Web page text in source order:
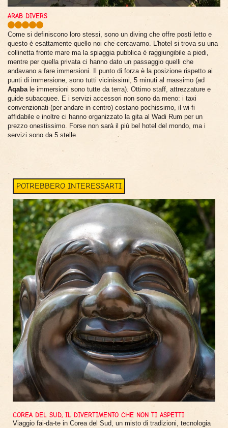
ARAB DIVERS
Come si definiscono loro stessi, sono un diving che offre posti letto e
questo è esattamente quello noi che cercavamo. L'hotel si trova su una
collinetta fronte mare ma la spiaggia pubblica è raggiungibile a piedi,
mentre per quella privata ci hanno dato un passaggio quelli che
andavano a fare immersioni. Il punto di forza è la posizione rispetto ai
punti di immersione, sono tutti vicinissimi, 5 minuti al massimo (ad
Aqabale immersioni sono tutte da terra). Ottimo staff, attrezzature e
guide subacquee. E i servizi accessori non sono da meno: i taxi
convenzionati (per andare in centro) costano pochissimo, il wi-fi
affidabile e inoltre ci hanno organizzato la gita al Wadi Rum per un
prezzo onestissimo. Forse non sarà il più bel hotel del mondo, ma i
servizi sono da 5 stelle.
POTREBBERO INTERESSARTI
COREA DEL SUD, IL DIVERTIMENTO CHE NON TI ASPETTI
Viaggio fai-da-te in Corea del Sud, un misto di tradizioni, tecnologia